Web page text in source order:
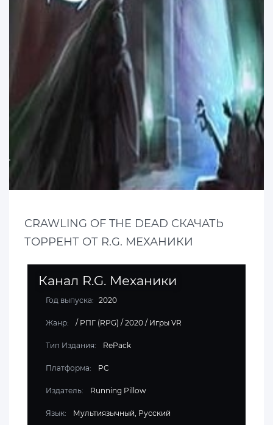
CRAWLING OF THE DEAD СКАЧАТЬ
ТОРРЕНТ ОТ R.G. МЕХАНИКИ
Канал R.G. Механики
Год выпуска: 2020
Жанр: / РПГ (RPG) / 2020 / Игры VR
Тип Издания: RePack
Платформа: PC
Издатель: Running Pillow
Язык: Мультиязычный, Русский